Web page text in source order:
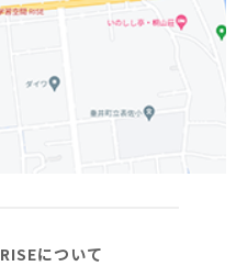
RISEについて